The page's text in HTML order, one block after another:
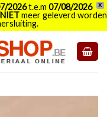
X
2026t.e.m 07/08/2026
NIETmeer geleverd worden